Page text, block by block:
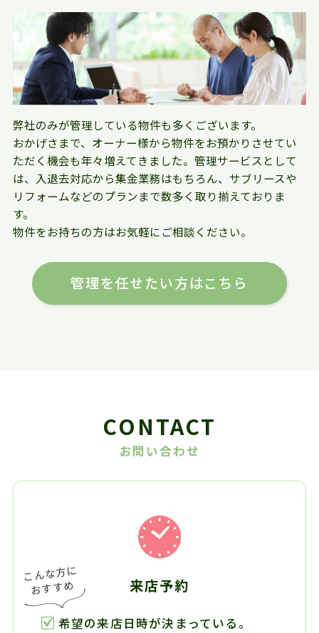
弊社のみが管理している物件も多くございます。
おかげさまで、オーナー様から物件をお預かりさせてい
ただく機会も年々増えてきました。管理サービスとして
は、入退去対応から集金業務はもちろん、サブリースや
リフォームなどのプランまで数多く取り揃えておりま
す。
物件をお持ちの方はお気軽にご相談ください。
管理を任せたい方はこちら
CONTACT
お問い合わせ
来店予約
希望の来店日時が決まっている。